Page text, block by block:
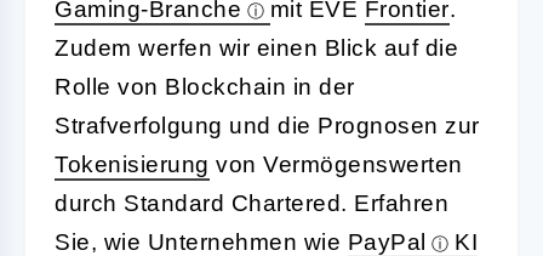
Gaming-Branche
mit EVE Frontier.
Zudem werfen wir einen Blick auf die
Rolle von Blockchain in der
Strafverfolgung und die Prognosen zur
Tokenisierung von Vermögenswerten
durch Standard Chartered. Erfahren
Sie, wie Unternehmen wie PayPal
KI